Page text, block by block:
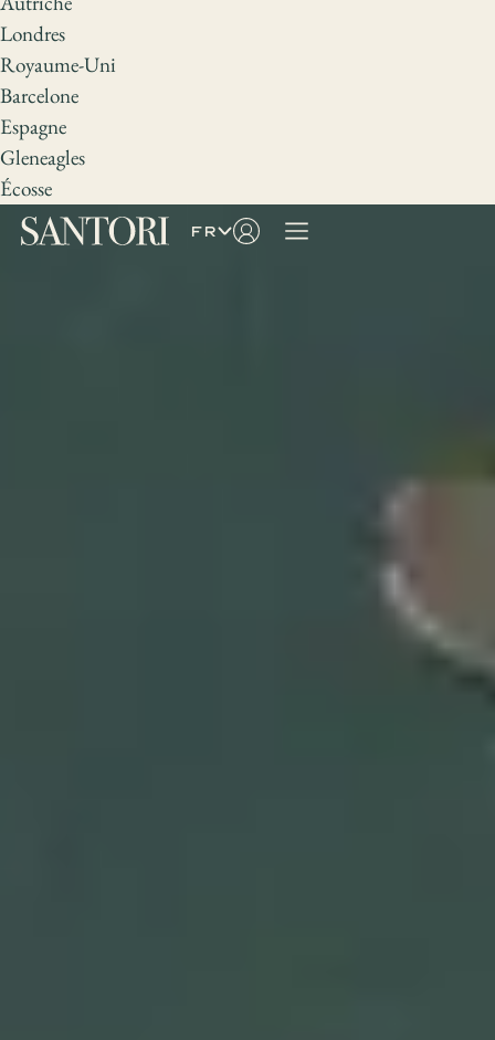
Londres
Royaume-Uni
Barcelone
Espagne
Gleneagles
Écosse
fr